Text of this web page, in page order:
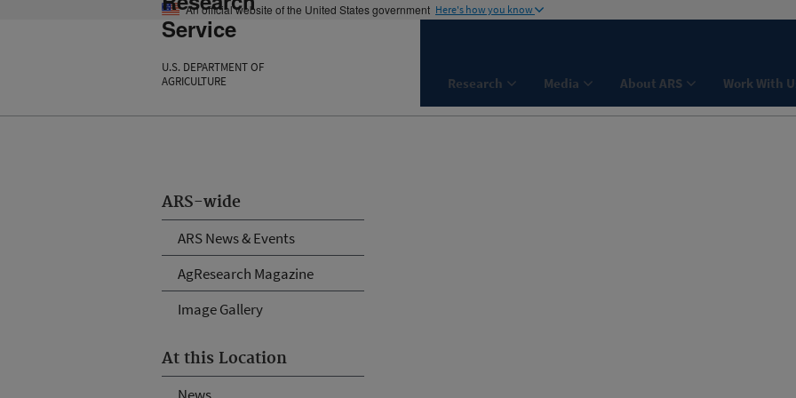
An official website of the United States government Here's how you know
Service
U.S. DEPARTMENT OF
AGRICULTURE
Research Media About ARS Work With
ARS-wide
ARS News & Events
AgResearch Magazine
Image Gallery
At this Location
News